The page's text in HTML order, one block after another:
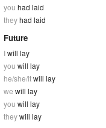
you had laid
theyhad laid
Future
Iwill lay
you will lay
he/she/itwill lay
we will lay
you will lay
theywill lay